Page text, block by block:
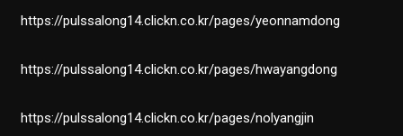
https://pulssalong14.clickn.co.kr/pages/yeonnamdong
https://pulssalong14.clickn.co.kr/pages/hwayangdong
https://pulssalong14.clickn.co.kr/pages/nolyangjin